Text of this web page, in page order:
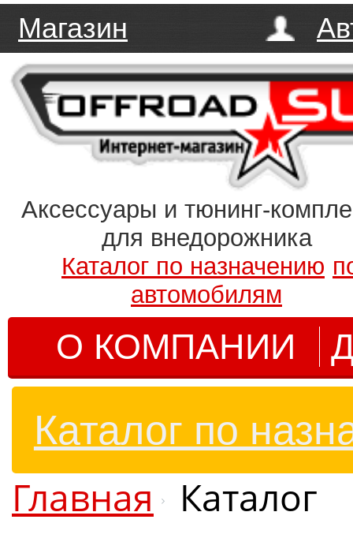
Магазин
Аксессуары и тюнинг-
для внедорожника
Каталог по назначению
автомобилям
О КОМПАНИИ
Каталог по
Главная Каталог